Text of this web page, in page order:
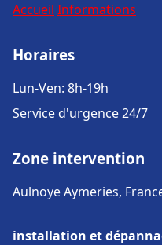
Accueil Informations
Horaires
Lun-Ven: 8h-19h
Service d'urgence 24/7
Zone intervention
Aulnoye Aymeries,
installation et